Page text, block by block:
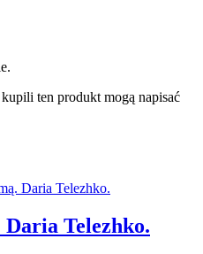
ten produkt mogą napisać
Telezhko.